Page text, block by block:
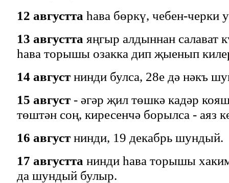
12 августта һава бөркү, чебен-черки
13 августта яңгыр алдыннан салават
һава торышы озакка дип җыенып
14 август нинди булса, 28е дә нәкъ
15 август - әгәр җил төшкә кадәр
төштән соң, киресенчә борылса - аяз
16 август нинди, 19 декабрь шундый.
17 августта нинди һава торышы
да шундый булыр.